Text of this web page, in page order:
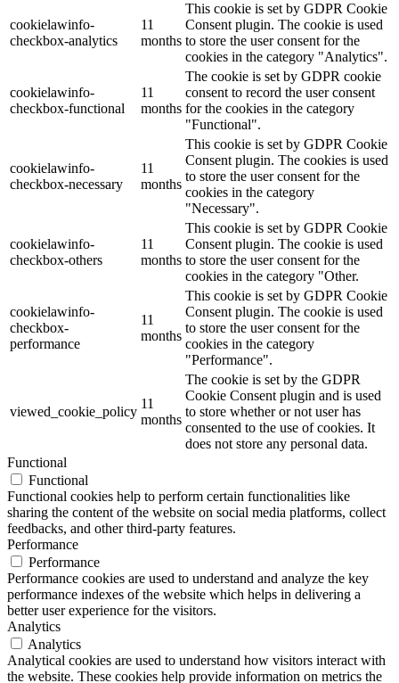
cookielawinfo-
checkbox-analytics
11
months
This cookie is set by GDPR Cookie
Consent plugin. The cookie is used
to store the user consent for the
cookies in the category "Analytics".
cookielawinfo-
checkbox-functional
11
months
The cookie is set by GDPR cookie
consent to record the user consent
for the cookies in the category
"Functional".
cookielawinfo-
checkbox-necessary
11
months
This cookie is set by GDPR Cookie
Consent plugin. The cookies is used
to store the user consent for the
cookies in the category
"Necessary".
cookielawinfo-
checkbox-others
11
months
This cookie is set by GDPR Cookie
Consent plugin. The cookie is used
to store the user consent for the
cookies in the category "Other.
cookielawinfo-
checkbox-
performance
11
months
This cookie is set by GDPR Cookie
Consent plugin. The cookie is used
to store the user consent for the
cookies in the category
"Performance".
viewed_cookie_policy
11
months
The cookie is set by the GDPR
Cookie Consent plugin and is used
to store whether or not user has
consented to the use of cookies. It
does not store any personal data.
Functional
Functional
Functional cookies help to perform certain functionalities like
sharing the content of the website on social media platforms, collect
feedbacks, and other third-party features.
Performance
Performance
Performance cookies are used to understand and analyze the key
performance indexes of the website which helps in delivering a
better user experience for the visitors.
Analytics
Analytics
Analytical cookies are used to understand how visitors interact with
the website. These cookies help provide information on metrics the